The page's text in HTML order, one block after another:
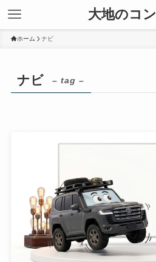
大地のコ
ホーム ナビ
ナビ – tag –